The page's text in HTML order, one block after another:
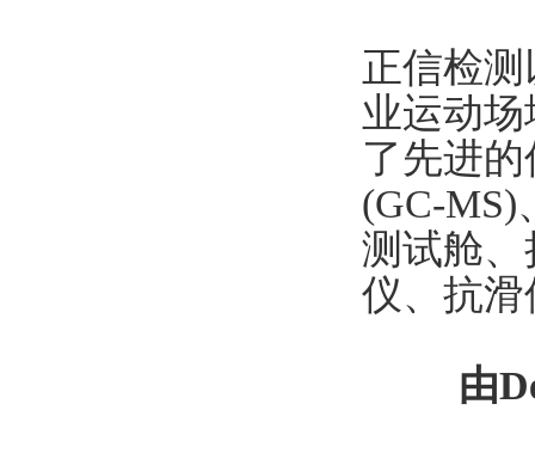
正信检
业运动
了先进
(GC-
测试舱
仪、抗
由